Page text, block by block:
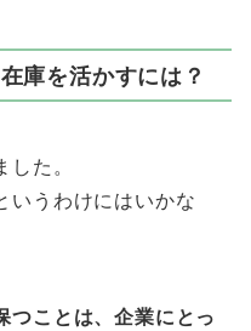
庫を活かすには？
た。
いうわけにはいかな
つことは、企業にとっ